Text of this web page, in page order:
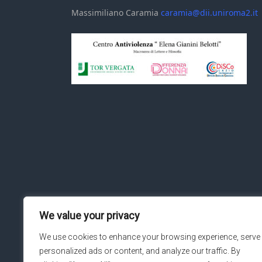
We value your privacy
We use cookies to enhance your browsing experience, serve
personalized ads or content, and analyze our traffic. By
Massimiliano Caramia caramia@dii.uniroma2.it